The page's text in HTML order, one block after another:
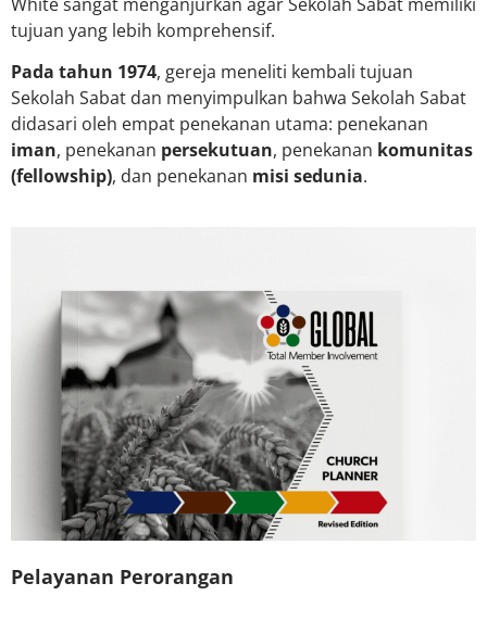
tujuan yang lebih komprehensif.
Pada tahun 1974, gereja meneliti kembali tujuan
Sekolah Sabat dan menyimpulkan bahwa Sekolah Sabat
didasari oleh empat penekanan utama: penekanan
iman, penekanan persekutuan, penekanan komunitas
(fellowship), dan penekanan misi sedunia.
Pelayanan Perorangan